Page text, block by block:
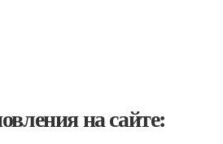
на сайте: